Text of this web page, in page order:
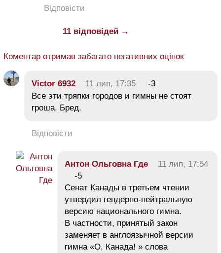
Відповісти
11 відповідей →
Коментар отримав забагато негативних оцінок
Victor 6932 11 лип, 17:35
-3
Все эти тряпки городов и гимны не стоят
гроша. Бред.
Відповісти
Антон Ольговна Где
11 лип, 17:54
-5
Сенат Канады в третьем чтении
утвердил гендерно-нейтральную
версию национального гимна.
В частности, принятый закон
заменяет в англоязычной версии
гимна «О, Канада! » слова